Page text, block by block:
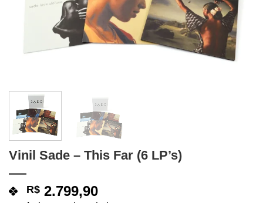
Vinil Sade – This Far (6 LP’s)
R$ 2.799,90